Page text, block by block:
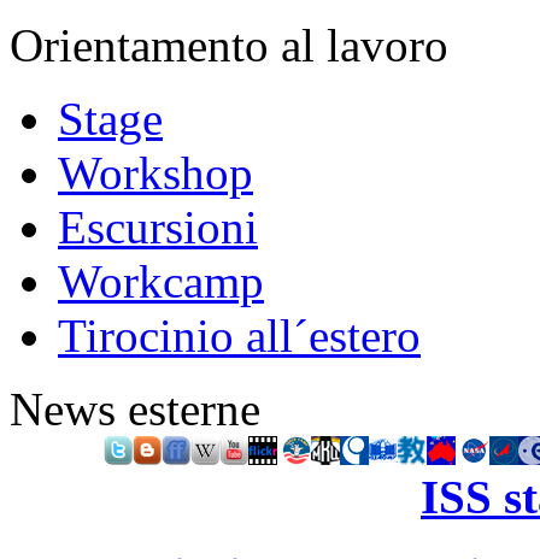
Orientamento al lavoro
Stage
Workshop
Escursioni
Workcamp
Tirocinio all´estero
News esterne
ISS